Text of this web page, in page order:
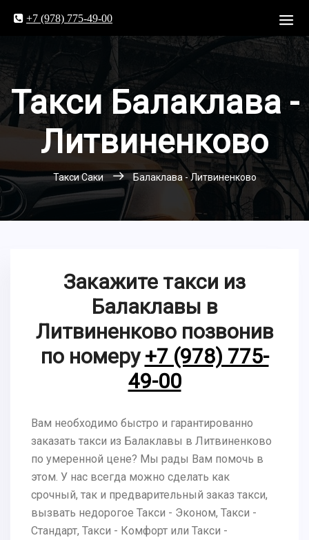
+7 (978) 775-49-00
Такси Балаклава -
Литвиненково
Такси Саки Балаклава - Литвиненково
Закажите такси из
Балаклавы в
Литвиненково позвонив
по номеру +7 (978) 775-
49-00
Вам необходимо быстро и гарантированно
заказать такси из Балаклавы в Литвиненково
по умеренной цене? Мы рады Вам помочь в
этом. У нас всегда можно сделать как
срочный, так и предварительный заказ такси,
вызвать недорогое Такси - Эконом, Такси -
Стандарт, Такси - Комфорт или Такси -